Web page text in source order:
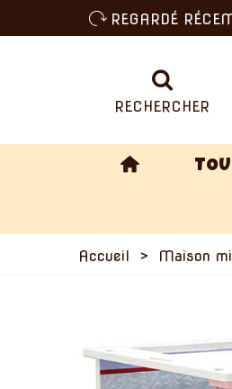
REGARDÉ
RECHERCHER
Accueil > Maison